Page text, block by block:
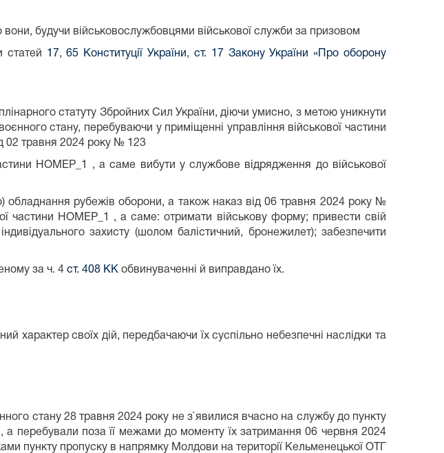
будучи військовослужбовцями військової служби за призовом
статей 17,65 Конституції України, ст. 17 Закону України «Про оборону
статуту Збройних Сил України, діючи умисно, з метою уникнути
стану, перебуваючи у приміщенні управління військової частини
02 травня 2024 року № 123
НОМЕР_1 , а саме вибути у службове відрядження до військової
рубежів оборони, а також наказ від 06 травня 2024 року №
частини НОМЕР_1 , а саме: отримати військову форму; привести свій
захисту (шолом балістичний, бронежилет); забезпечити
за ч. 4 ст. 408 КК обвинуваченні й виправдано їх.
характер своїх дій, передбачаючи їх суспільно небезпечні наслідки та
стану 28 травня 2024 року не з`явилися вчасно на службу до пункту
а перебували поза її межами до моменту їх затримання 06 червня 2024
пункту пропуску в напрямку Молдови на території Кельменецької ОТГ